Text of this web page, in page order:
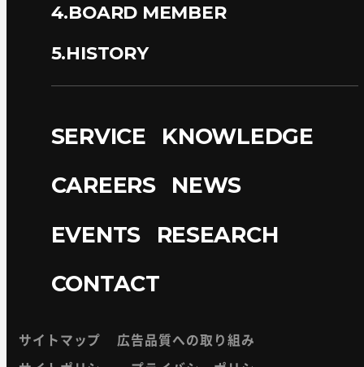
4.BOARD MEMBER
5.HISTORY
SERVICE
KNOWLEDGE
CAREERS
NEWS
EVENTS
RESEARCH
CONTACT
サイトマップ
広告品質への取り組み